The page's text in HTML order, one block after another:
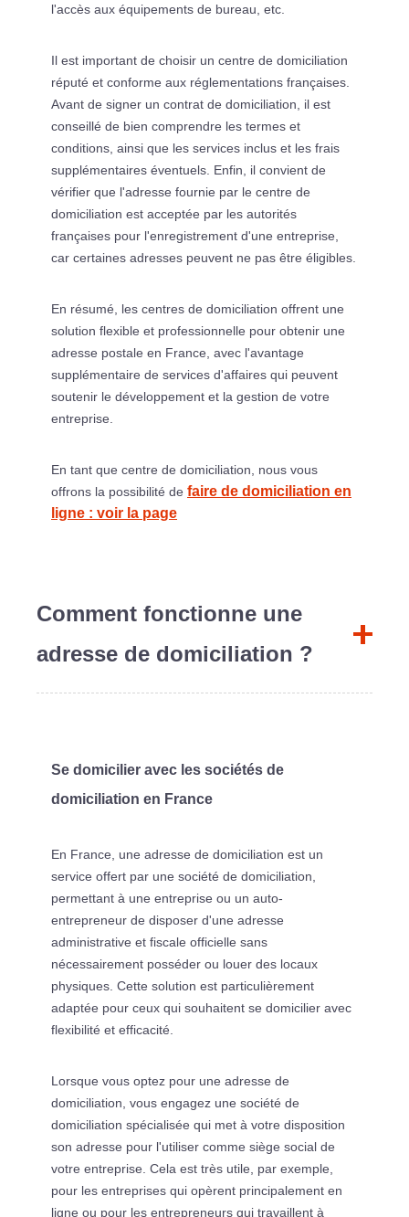
l'accès aux équipements de bureau, etc.
Il est important de choisir un centre de domiciliation
réputé et conforme aux réglementations françaises.
Avant de signer un contrat de domiciliation, il est
conseillé de bien comprendre les termes et
conditions, ainsi que les services inclus et les frais
supplémentaires éventuels. Enfin, il convient de
vérifier que l'adresse fournie par le centre de
domiciliation est acceptée par les autorités
françaises pour l'enregistrement d'une entreprise,
car certaines adresses peuvent ne pas être éligibles.
En résumé, les centres de domiciliation offrent une
solution flexible et professionnelle pour obtenir une
adresse postale en France, avec l'avantage
supplémentaire de services d'affaires qui peuvent
soutenir le développement et la gestion de votre
entreprise.
En tant que centre de domiciliation, nous vous
offrons la possibilité de faire de domiciliation en
ligne : voir la page
Comment fonctionne une
adresse de domiciliation ?
Se domicilier avec les sociétés de
domiciliation en France
En France, une adresse de domiciliation est un
service offert par une société de domiciliation,
permettant à une entreprise ou un auto-
entrepreneur de disposer d'une adresse
administrative et fiscale officielle sans
nécessairement posséder ou louer des locaux
physiques. Cette solution est particulièrement
adaptée pour ceux qui souhaitent se domicilier avec
flexibilité et efficacité.
Lorsque vous optez pour une adresse de
domiciliation, vous engagez une société de
domiciliation spécialisée qui met à votre disposition
son adresse pour l'utiliser comme siège social de
votre entreprise. Cela est très utile, par exemple,
pour les entreprises qui opèrent principalement en
ligne ou pour les entrepreneurs qui travaillent à